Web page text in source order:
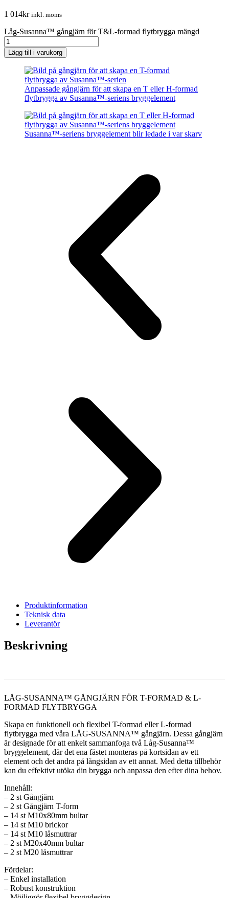
1 014kr inkl. moms
Låg-Susanna™ gångjärn för T&L-formad flytbrygga mängd
Lägg till i varukorg
Anpassade gångjärn för att skapa en T eller H-formad
flytbrygga av Susanna™-seriens bryggelement
Susanna™-seriens bryggelement blir ledade i var skarv
Produktinformation
Teknisk data
Leverantör
Beskrivning
LÅG-SUSANNA™ GÅNGJÄRN FÖR T-FORMAD & L-
FORMAD FLYTBRYGGA
Skapa en funktionell och flexibel T-formad eller L-formad
flytbrygga med våra LÅG-SUSANNA™ gångjärn. Dessa gångjärn
är designade för att enkelt sammanfoga två Låg-Susanna™
bryggelement, där det ena fästet monteras på kortsidan av ett
element och det andra på långsidan av ett annat. Med detta tillbehör
kan du effektivt utöka din brygga och anpassa den efter dina behov.
Innehåll:
– 2 st Gångjärn
– 2 st Gångjärn T-form
– 14 st M10x80mm bultar
– 14 st M10 brickor
– 14 st M10 låsmuttrar
– 2 st M20x40mm bultar
– 2 st M20 låsmuttrar
Fördelar:
– Enkel installation
– Robust konstruktion